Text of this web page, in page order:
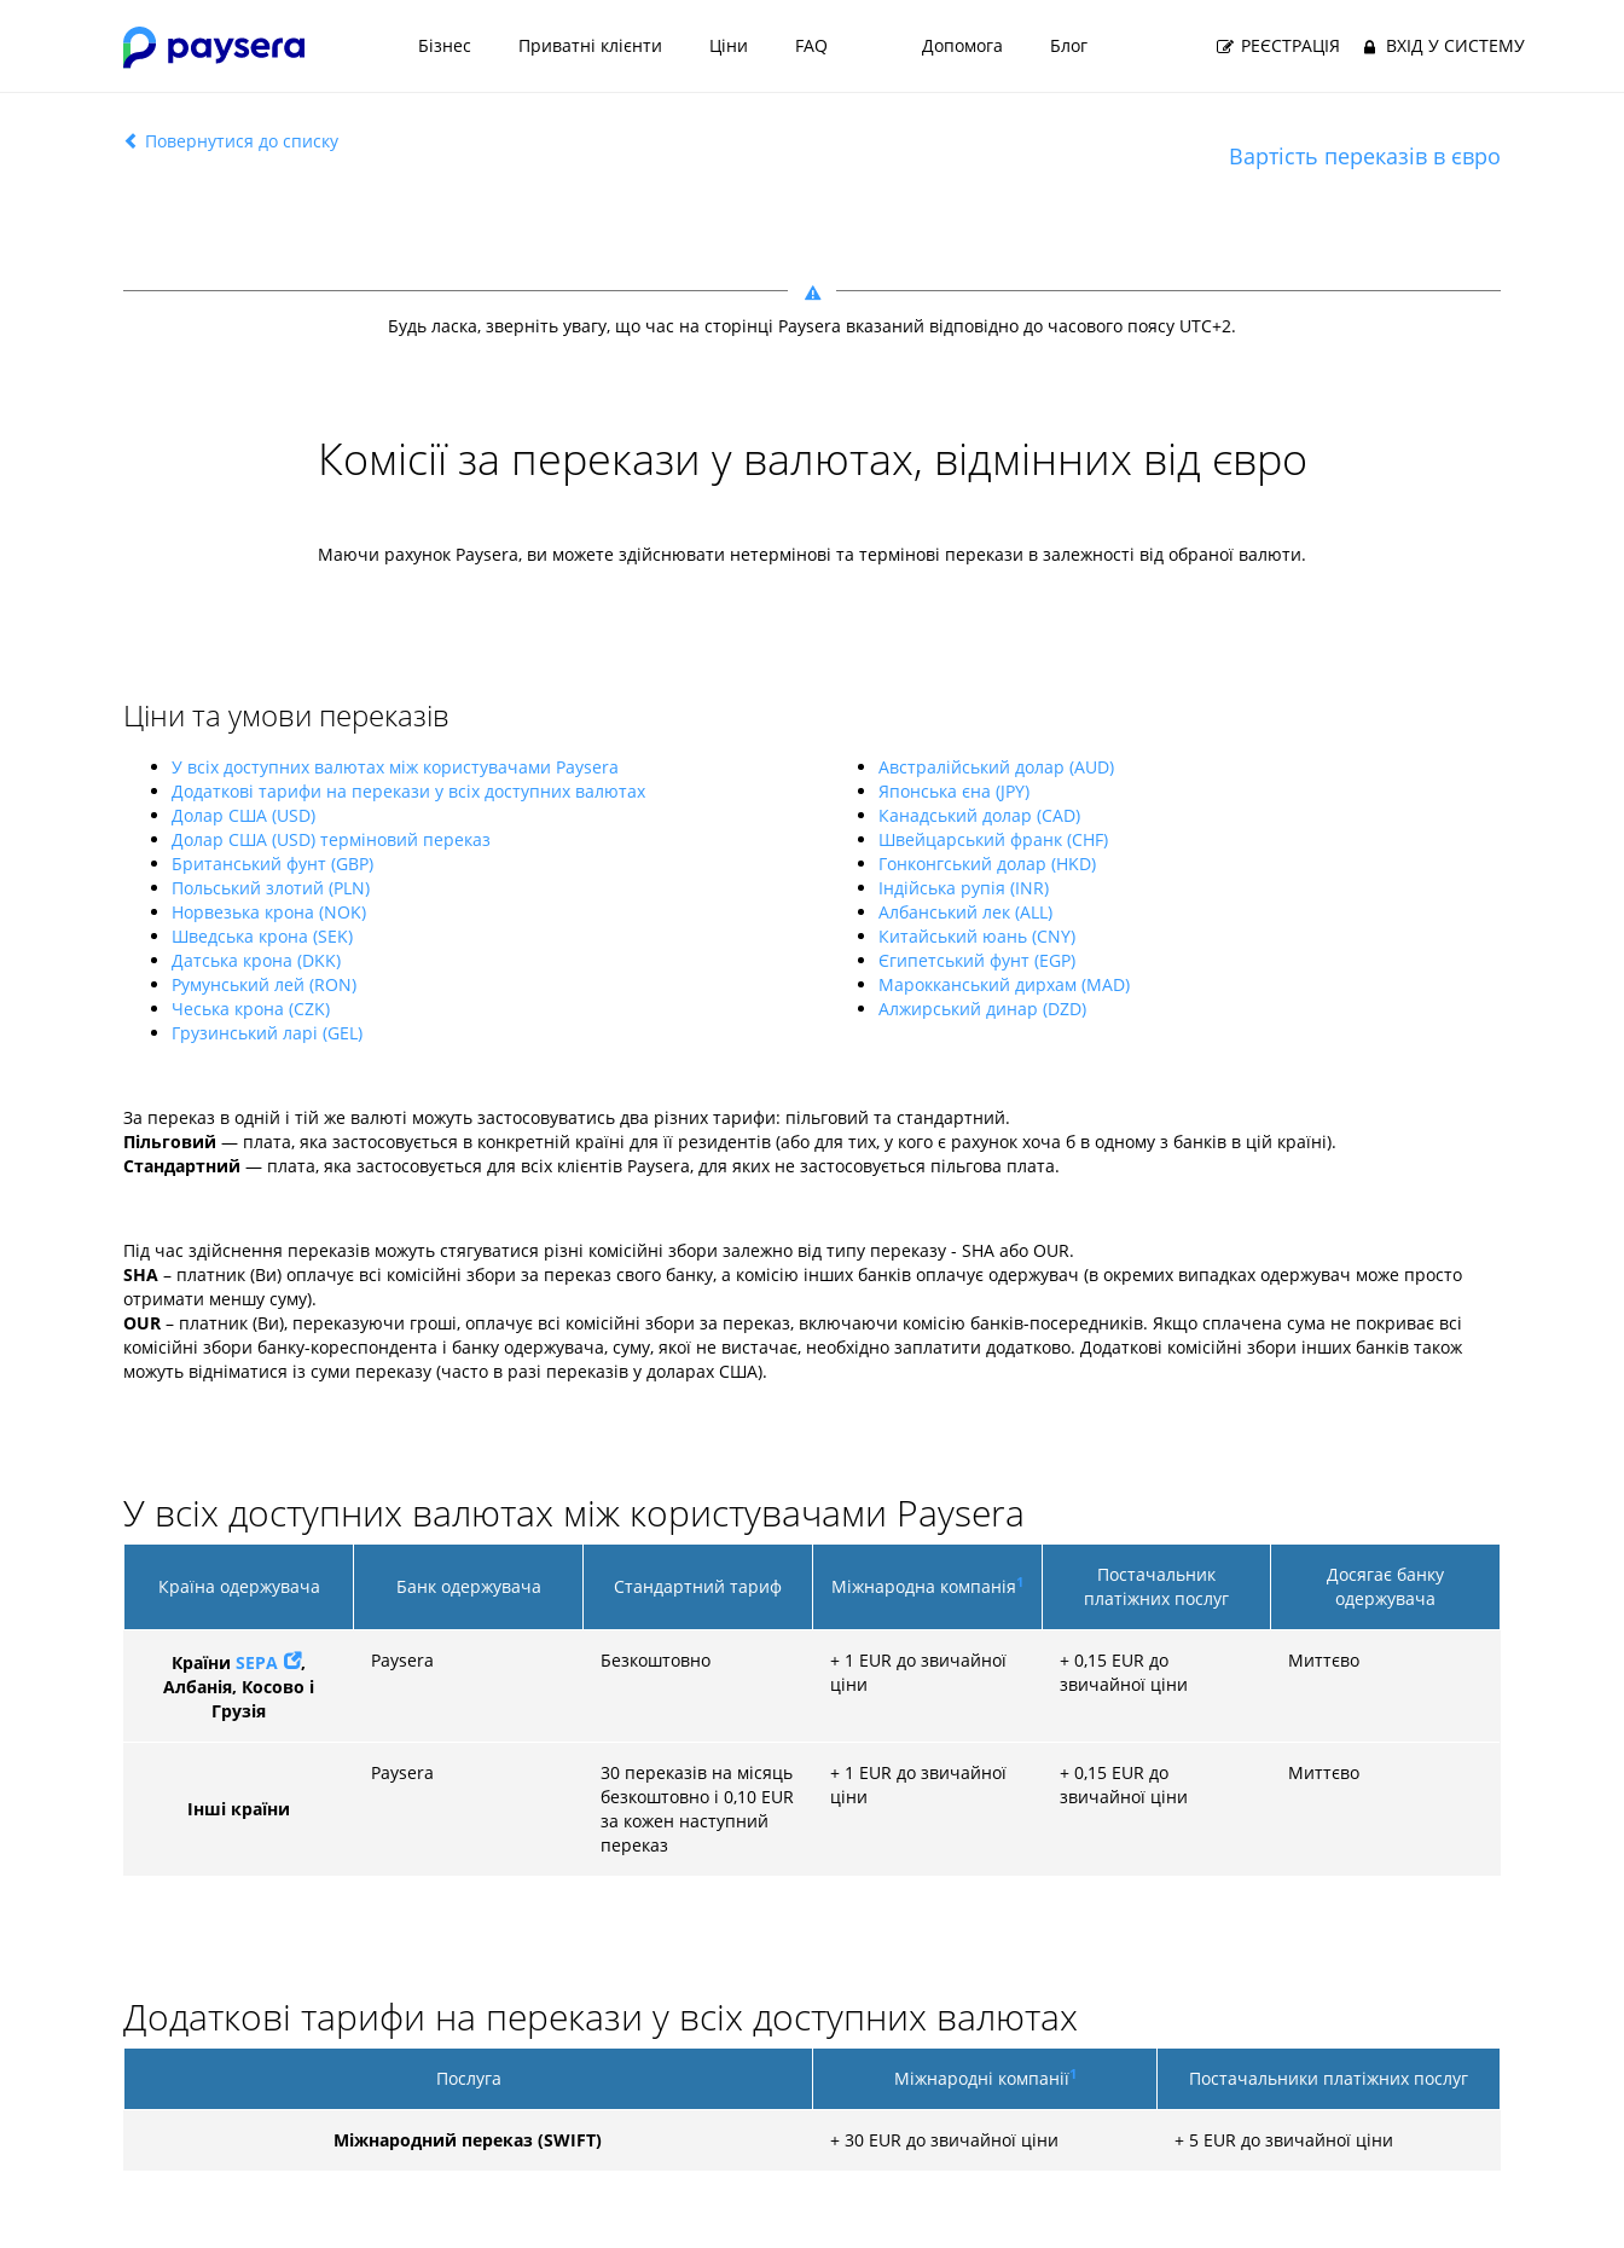
Бізнес Приватні клієнти Ціни FAQ Допомога Блог РЕЄСТРАЦІЯ ВХІД У СИСТЕМУ
Повернутися до списку
Вартість переказів в євро
Будь ласка, зверніть увагу, що час на сторінці Paysera вказаний відповідно до часового поясу UTC+2.
Комісії за перекази у валютах, відмінних від євро
Маючи рахунок Paysera, ви можете здійснювати нетермінові та термінові перекази в залежності від обраної валюти.
Ціни та умови переказів
У всіх доступних валютах між користувачами Paysera
Додаткові тарифи на перекази у всіх доступних валютах
Долар США (USD)
Долар США (USD) терміновий переказ
Британський фунт (GBP)
Польський злотий (PLN)
Норвезька крона (NOK)
Шведська крона (SEK)
Датська крона (DKK)
Румунський лей (RON)
Чеська крона (CZK)
Грузинський ларі (GEL)
Aвстралійський долар (AUD)
Японська єна (JPY)
Канадський долар (CAD)
Швейцарський франк (CHF)
Гонконгський долар (HKD)
Індійська рупія (INR)
Албанський лек (ALL)
Китайський юань (CNY)
Єгипетський фунт (EGP)
Марокканський дирхам (MAD)
Алжирський динар (DZD)
За переказ в одній і тій же валюті можуть застосовуватись два різних тарифи: пільговий та стандартний.
Пільговий — плата, яка застосовується в конкретній країні для її резидентів (або для тих, у кого є рахунок хоча б в одному з банків в цій країні).
Стандартний — плата, яка застосовується для всіх клієнтів Paysera, для яких не застосовується пільгова плата.
Під час здійснення переказів можуть стягуватися різні комісійні збори залежно від типу переказу - SHA або OUR.
SHA – платник (Ви) оплачує всі комісійні збори за переказ свого банку, а комісію інших банків оплачує одержувач (в окремих випадках одержувач може просто
отримати меншу суму).
OUR – платник (Ви), переказуючи гроші, оплачує всі комісійні збори за переказ, включаючи комісію банків-посередників. Якщо сплачена сума не покриває всі
комісійні збори банку-кореспондента і банку одержувача, суму, якої не вистачає, необхідно заплатити додатково. Додаткові комісійні збори інших банків також
можуть відніматися із суми переказу (часто в разі переказів у доларах США).
У всіх доступних валютах між користувачами Paysera
Країна одержувача Банк одержувача Стандартний тариф Міжнародна компанія1
Постачальник
платіжних послуг
Досягає банку
одержувача
Країни SEPA
,
Албанія, Косово і
Грузія
Paysera Безкоштовно + 1 EUR до звичайної
ціни
+ 0,15 EUR до
звичайної ціни
Миттєво
Інші країни
Paysera
30 переказів на місяць
безкоштовно і 0,10 EUR
за кожен наступний
переказ
+ 1 EUR до звичайної
ціни
+ 0,15 EUR до
звичайної ціни
Миттєво
Додаткові тарифи на перекази у всіх доступних валютах
Послуга Міжнародні компанії1 Постачальники платіжних послуг
Міжнародний переказ (SWIFT) + 30 EUR до звичайної ціни + 5 EUR до звичайної ціни